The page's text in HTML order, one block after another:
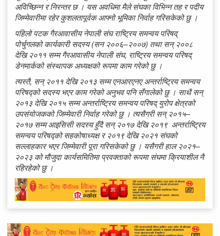
अविच्छिन्न र निरन्तर छ । यस अवधिमा मैले संघका विभिन्न तह र पदीय
जिम्मेवारीमा रहेर कुशलतापूर्वक आफ्नो भूमिका निर्वाह गरिसकेको छु ।
पहिलो पटक गैरआवासीय नेपाली संघ राष्ट्रिय समन्वय परिषद्
पोर्चुगलको कार्यकारी सदस्य (सन २००६–२००७) तथा सन् २००८
देखि २०११ सम्म गैरआवासीय नेपाली संघ, राष्ट्रिय समन्वय परिषद्
डेनमार्कको संस्थापक अध्यक्षको रूपमा काम गरेको छु ।
त्यस्तै, सन् २०११ देखि २०१३ सम्म एनआरएनए अन्तर्राष्ट्रिय समन्वय
परिषद्को सदस्य भएर काम गरेको अनुभव पनि सँगालेको छु । साथै सन्
२०१३ देखि २०१५ सम्म अन्तर्राष्ट्रिय समन्वय परिषद् युरोप क्षेत्रको
उपसंयोजकको जिम्मेवारी निर्वाह गरेको छु । त्यसैगरी सन् २०१५–
२०१७ सम्म आइसिसी सदस्य हुँदै सन् २०१७ देखि २०१९ अन्तर्राष्ट्रिय
समन्वय परिषद्को सहकोषाध्यक्ष र २०१९ देखि २०२१ संघको
सल्लाहकार भएर जिम्मेवारी पूरा गरिसकेको छु । यसैगरी हाल २०२१–
२०२३ को मौजुदा कार्यसमितिमा प्रवक्ताको रूपमा संघमा क्रियाशील नै
रहिरहेको छु ।